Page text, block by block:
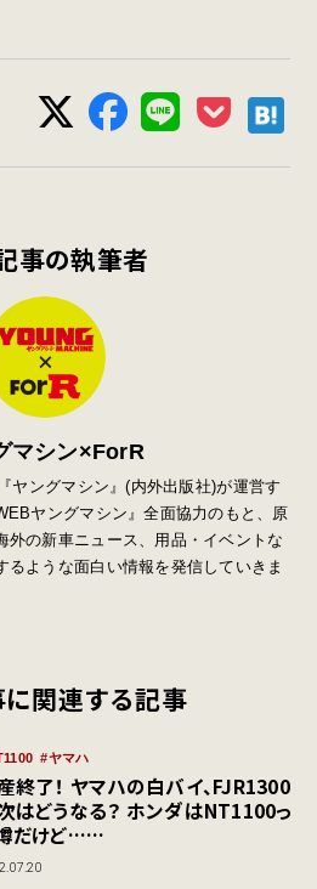
事の執筆者
マシン×ForR
ヤングマシン』(内外出版社)が運営す
ヤングマシン』全面協力のもと、原
外の新車ニュース、用品・イベントな
るような面白い情報を発信していきま
関連する記事
ヤマハ
終了！ ヤマハの白バイ、FJR1300
はどうなる？ ホンダはNT1100っ
だけど……